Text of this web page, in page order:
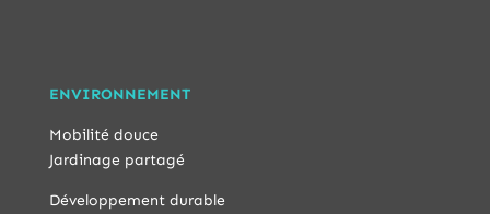
ENVIRONNEMENT
Mobilité douce
Jardinage partagé
Développement durable